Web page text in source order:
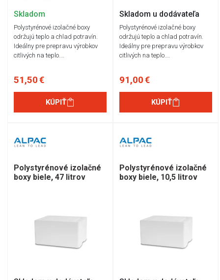
Skladom
Polystyrénové izolačné boxy
održujú teplo a chlad potravín.
Ideálny pre prepravu výrobkov
citlivých na teplo.…
51,50 €
KÚPIŤ
Skladom u dodávateľa
Polystyrénové izolačné boxy
održujú teplo a chlad potravín.
Ideálny pre prepravu výrobkov
citlivých na teplo.…
91,00 €
KÚPIŤ
Polystyrénové izolačné
boxy biele, 47 litrov
Polystyrénové izolačné
boxy biele, 10,5 litrov